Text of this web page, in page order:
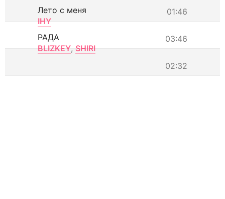
01:46
Лето с меня
IHY
03:46
РАДА
BLIZKEY, SHIRI
02:32